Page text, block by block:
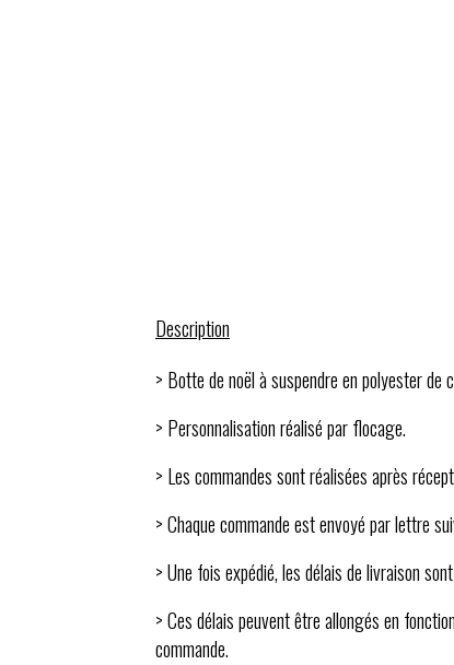
Description
> Botte de noël à suspendre en polyester de
> Personnalisation réalisé par flocage.
> Les commandes sont réalisées après
> Chaque commande est envoyé par lettre
> Une fois expédié, les délais de livraison
> Ces délais peuvent être allongés en
commande.